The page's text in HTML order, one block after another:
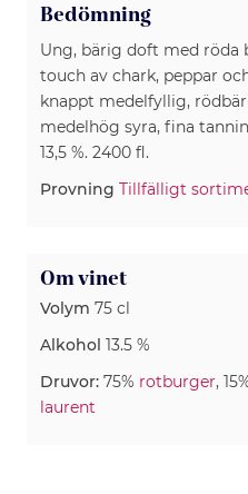
Bedömning
Ung, bärig doft med röda
touch av chark, peppar
knappt medelfyllig,
medelhög syra, fina
13,5 %. 2400 fl.
Provning Tillfälligt
Om vinet
Volym 75 cl
Alkohol 13.5 %
Druvor: 75% rotburger,
laurent